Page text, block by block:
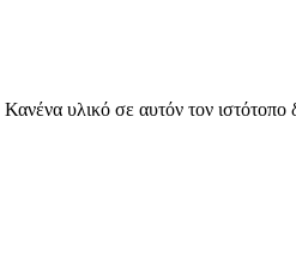
υλικό σε αυτόν τον